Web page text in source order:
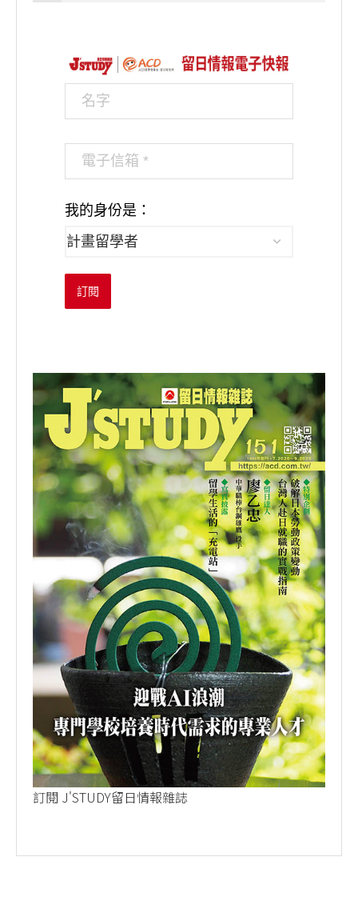
我的身份是：
訂閱
訂閱 J'STUDY留日情報雜誌